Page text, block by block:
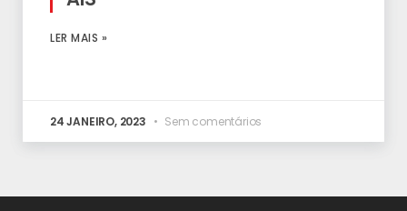
LER MAIS »
24 JANEIRO, 2023 Sem comentários